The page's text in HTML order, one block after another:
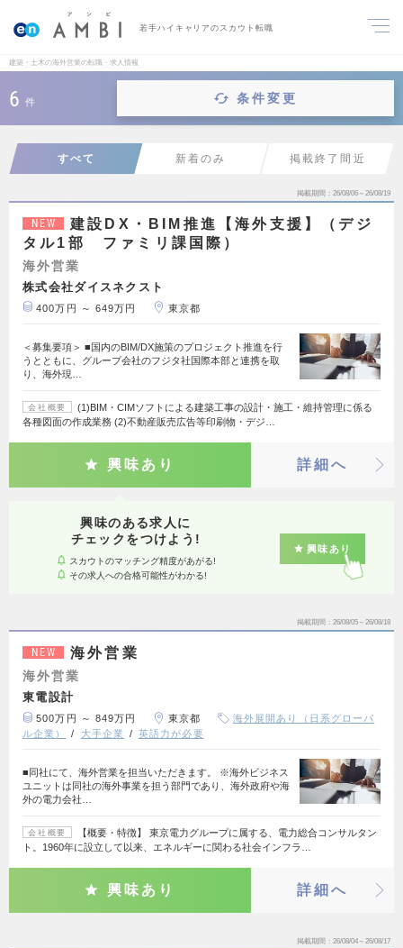
若手ハイキャリアのスカウト転職
建築・土木の海外営業の転職・求人情報
6 件 条件変更
すべて 新着のみ 掲載終了間近
掲載期間 26/08/06～26/08/19
NEW
建設DX・BIM推進【海外支援】（デジ
タル1部 ファミリ課国際）
海外営業
株式会社ダイスネクスト
400万円 ～ 649万円 東京都
＜募集要項＞ ■国内のBIM/DX施策のプロジェクト推進を行
うとともに、グループ会社のフジタ社国際本部と連携を取
り、海外現…
会社概要
(1)BIM・CIMソフトによる建築工事の設計・施工・維持管理に係る
各種図面の作成業務 (2)不動産販売広告等印刷物・デジ…
興味あり 詳細へ
興味のある求人に
チェックをつけよう!
スカウトのマッチング精度があがる!
その求人への合格可能性がわかる!
興味あり
掲載期間 26/08/05～26/08/18
NEW 海外営業
海外営業
東電設計
500万円 ～ 849万円 東京都
海外展開あり（日系グローバ
ル企業）
大手企業 英語力が必要
■同社にて、海外営業を担当いただきます。 ※海外ビジネス
ユニットは同社の海外事業を担う部門であり、海外政府や海
外の電力会社…
会社概要
【概要・特徴】 東京電力グループに属する、電力総合コンサルタン
ト。1960年に設立して以来、エネルギーに関わる社会インフラ…
興味あり 詳細へ
掲載期間 26/08/04～26/08/17